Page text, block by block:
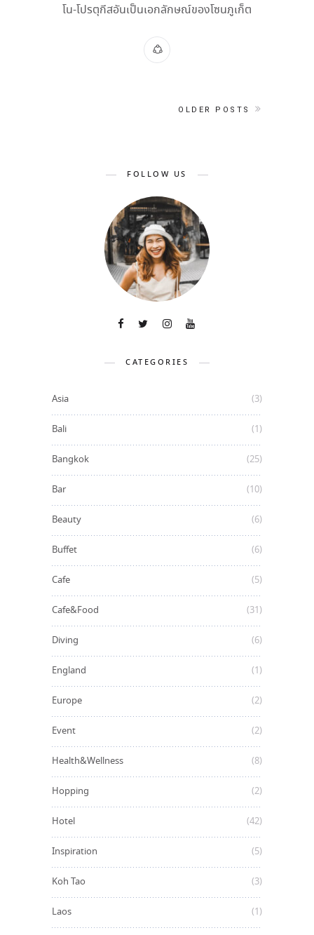
โน-โปรตุกีสอันเป็นเอกลักษณ์ของโซนภูเก็ต
OLDER POSTS
FOLLOW US
CATEGORIES
Asia (3)
Bali (1)
Bangkok (25)
Bar (10)
Beauty (6)
Buffet (6)
Cafe (5)
Cafe&Food (31)
Diving (6)
England (1)
Europe (2)
Event (2)
Health&Wellness (8)
Hopping (2)
Hotel (42)
Inspiration (5)
Koh Tao (3)
Laos (1)